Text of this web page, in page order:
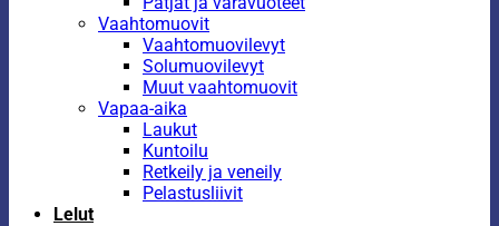
Vaahtomuovit
Vaahtomuovilevyt
Solumuovilevyt
Muut vaahtomuovit
Vapaa-aika
Laukut
Kuntoilu
Retkeily ja veneily
Pelastusliivit
Lelut